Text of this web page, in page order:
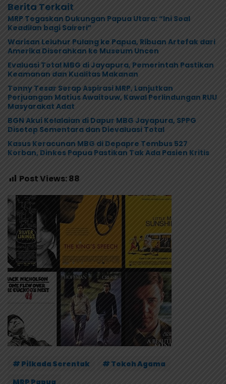
Berita Terkait
MRP Tegaskan Dukungan Papua Utara: “Ini Soal
Keadilan bagi Saireri”
Warisan Leluhur Pulang ke Papua, Ribuan Artefak dari
Amerika Diserahkan ke Museum Uncen
Evaluasi Total MBG di Jayapura, Pemerintah Pastikan
Keamanan dan Kualitas Makanan
Tonny Tesar Serap Aspirasi MRP, Lanjutkan
Perjuangan Matius Awaitouw, Kawal Perlindungan RUU
Masyarakat Adat
BGN Akui Kelalaian di Dapur MBG Jayapura, SPPG
Disetop Sementara dan Dievaluasi Total
Kasus Keracunan MBG di Depapre Tembus 527
Korban, Dinkes Papua Pastikan Tak Ada Pasien Kritis
Post Views:88
# Pilkada Serentak
# Tokoh Agama